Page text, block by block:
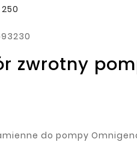
zwrotny
do pompy